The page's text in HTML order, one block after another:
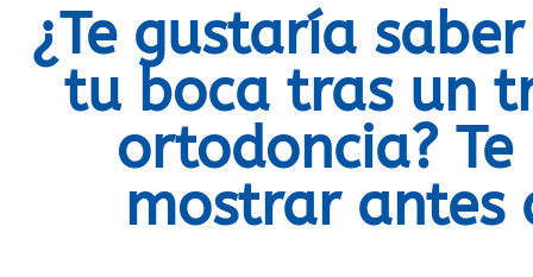
¿Te gustaría
tu boca tras un
ortodoncia?
mostrar antes